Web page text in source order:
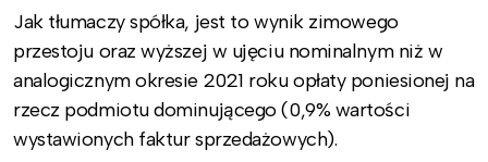
Jak tłumaczy spółka, jest to wynik zimowego
przestoju oraz wyższej w ujęciu nominalnym niż w
analogicznym okresie 2021 roku opłaty poniesionej na
rzecz podmiotu dominującego (0,9% wartości
wystawionych faktur sprzedażowych).